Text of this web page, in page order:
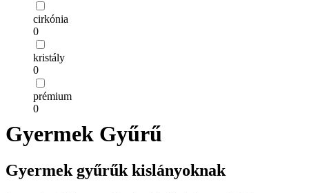
cirkónia
0
kristály
0
prémium
0
Gyermek Gyűrű
Gyermek gyűrűk kislányoknak